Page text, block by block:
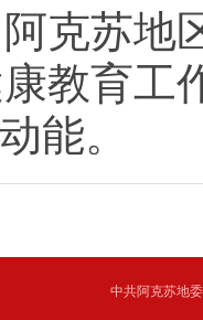
苏地区
教育工
能。
中共阿克苏地